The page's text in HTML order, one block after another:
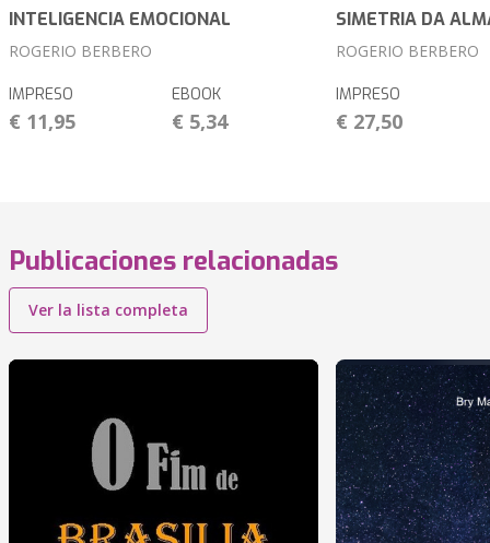
INTELIGENCIA EMOCIONAL
ROGERIO BERBERO
IMPRESO
€ 11,95
EBOOK
€ 5,34
SIMETRIA DA
ROGERIO BERBERO
IMPRESO
€ 27,50
Publicaciones relacionadas
Ver la lista completa